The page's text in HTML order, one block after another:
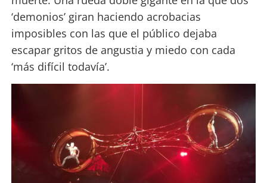
‘demonios’ giran haciendo acrobacias
imposibles con las que el público dejaba
escapar gritos de angustia y miedo con cada
‘más difícil todavía’.